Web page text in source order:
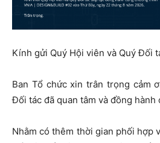
Kính gửi Quý Hội viên và Quý Đối
Ban Tổ chức xin trân trọng cảm
Đối tác đã quan tâm và đồng
Nhằm có thêm thời gian phối hợp